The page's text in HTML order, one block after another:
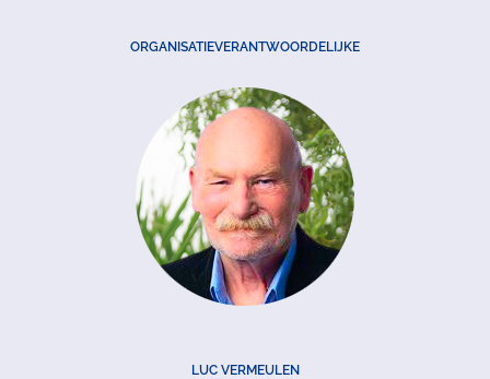
ORGANISATIEVERANTWOORDELIJKE
LUC VERMEULEN